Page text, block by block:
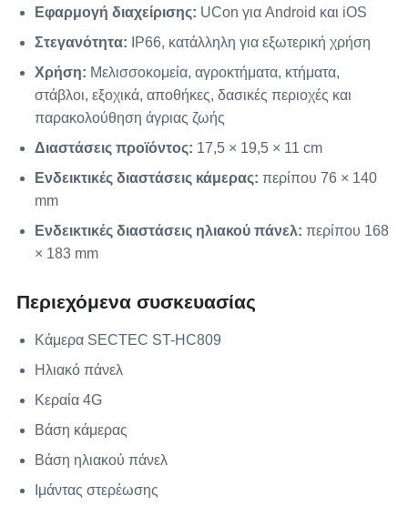
Εφαρμογή διαχείρισης: UCon για Android και iOS
Στεγανότητα: IP66, κατάλληλη για εξωτερική χρήση
Χρήση: Μελισσοκομεία, αγροκτήματα, κτήματα,
στάβλοι, εξοχικά, αποθήκες, δασικές περιοχές και
παρακολούθηση άγριας ζωής
Διαστάσεις προϊόντος: 17,5 × 19,5 × 11 cm
Ενδεικτικές διαστάσεις κάμερας: περίπου 76 × 140
mm
Ενδεικτικές διαστάσεις ηλιακού πάνελ: περίπου 168
× 183 mm
Περιεχόμενα συσκευασίας
Κάμερα SECTEC ST-HC809
Ηλιακό πάνελ
Κεραία 4G
Βάση κάμερας
Βάση ηλιακού πάνελ
Ιμάντας στερέωσης